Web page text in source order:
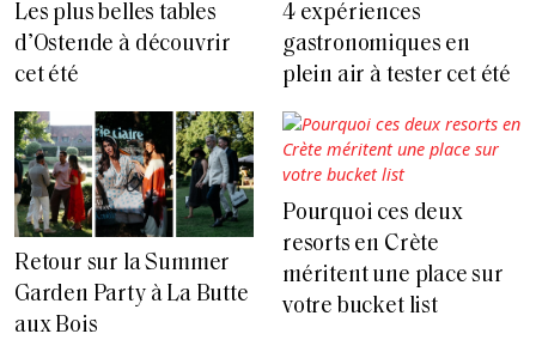
Les plus belles tables
d’Ostende à découvrir
cet été
4 expériences
gastronomiques en
plein air à tester cet été
Retour sur la Summer
Garden Party à La Butte
aux Bois
Pourquoi ces deux
resorts en Crète
méritent une place sur
votre bucket list